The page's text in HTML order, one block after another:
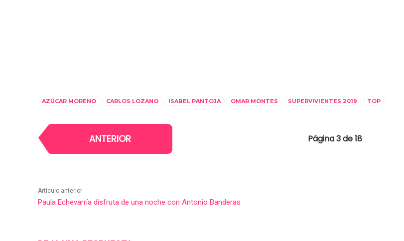
AZÚCAR MORENO CARLOS LOZANO ISABEL PANTOJA OMAR MONTES SUPERVIVIENTES 2019 TOP
ANTERIOR Página 3 de 18
Artículo anterior
Paula Echevarría disfruta de una noche con Antonio Banderas